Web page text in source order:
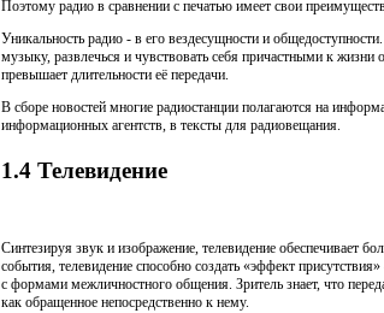
Поэтому радио в сравнении с печатью имеет свои
Уникальность радио - в его вездесущности и
музыку, развлечься и чувствовать себя причастными к
превышает длительности её передачи.
В сборе новостей многие радиостанции полагаются на
информационных агентств, в тексты для радиовещания.
1.4 Телевидение
Синтезируя звук и изображение, телевидение
события, телевидение способно создать «эффект
с формами межличностного общения. Зритель знает, что
как обращенное непосредственно к нему.